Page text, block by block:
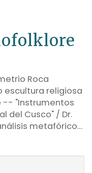
Roca
escultura religiosa
-- "Instrumentos
del Cusco" / Dr.
metafórico…